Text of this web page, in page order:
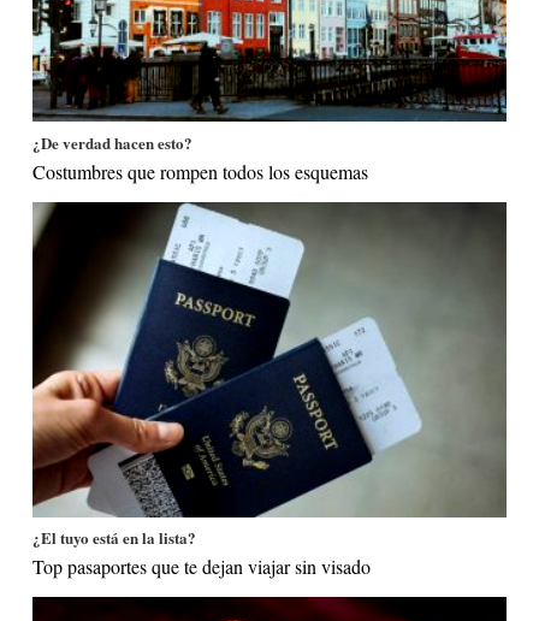
¿De verdad hacen esto?
Costumbres que rompen todos los esquemas
¿El tuyo está en la lista?
Top pasaportes que te dejan viajar sin visado